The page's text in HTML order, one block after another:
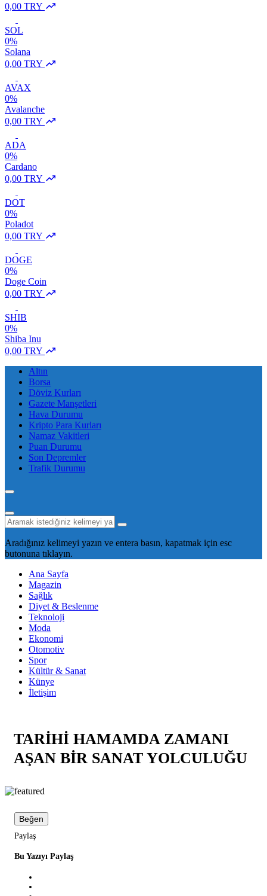
0,00 TRY
SOL
0%
Solana
0,00 TRY
AVAX
0%
Avalanche
0,00 TRY
ADA
0%
Cardano
0,00 TRY
DOT
0%
Poladot
0,00 TRY
DOGE
0%
Doge Coin
0,00 TRY
SHIB
0%
Shiba Inu
0,00 TRY
Altın
Borsa
Döviz Kurları
Gazete Manşetleri
Hava Durumu
Kripto Para Kurları
Namaz Vakitleri
Puan Durumu
Son Depremler
Trafik Durumu
Aradığınız kelimeyi yazın ve entera basın, kapatmak için esc
butonuna tıklayın.
Ana Sayfa
Magazin
Sağlık
Diyet & Beslenme
Teknoloji
Moda
Ekonomi
Otomotiv
Spor
Kültür & Sanat
Künye
İletişim
TARİHİ HAMAMDA ZAMANI
AŞAN BİR SANAT YOLCULUĞU
Beğen
Paylaş
Bu Yazıyı Paylaş